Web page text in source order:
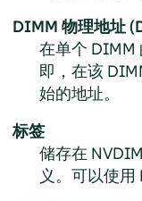
DIMM 物理地址
在单个 DIMM
即，在该
始的地址。
标签
储存在
义。可以使用